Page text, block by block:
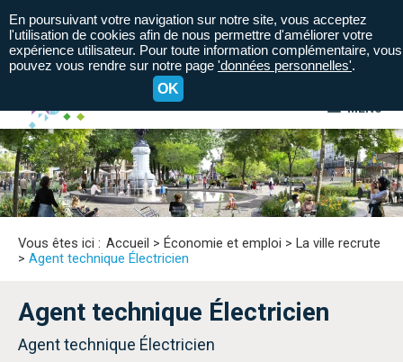
MENU
A= A- A+
Vous êtes ici : Accueil > Économie et emploi > La ville recrute
> Agent technique Électricien
Agent technique Électricien
Agent technique Électricien
En poursuivant votre navigation sur notre site, vous acceptez
l'utilisation de cookies afin de nous permettre d'améliorer votre
expérience utilisateur. Pour toute information complémentaire, vous
pouvez vous rendre sur notre page 'données personnelles'.
OK